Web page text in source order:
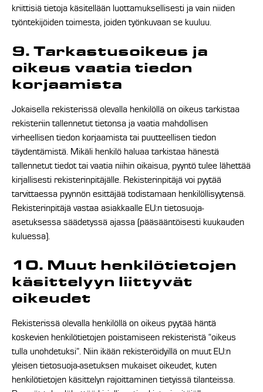
kriittisiä tietoja käsitellään luottamuksellisesti ja vain niiden
työntekijöiden toimesta, joiden työnkuvaan se kuuluu.
9. Tarkastusoikeus ja
oikeus vaatia tiedon
korjaamista
Jokaisella rekisterissä olevalla henkilöllä on oikeus tarkistaa
rekisteriin tallennetut tietonsa ja vaatia mahdollisen
virheellisen tiedon korjaamista tai puutteellisen tiedon
täydentämistä. Mikäli henkilö haluaa tarkistaa hänestä
tallennetut tiedot tai vaatia niihin oikaisua, pyyntö tulee lähettää
kirjallisesti rekisterinpitäjälle. Rekisterinpitäjä voi pyytää
tarvittaessa pyynnön esittäjää todistamaan henkilöllisyytensä.
Rekisterinpitäjä vastaa asiakkaalle EU:n tietosuoja-
asetuksessa säädetyssä ajassa (pääsääntöisesti kuukauden
kuluessa).
10. Muut henkilötietojen
käsittelyyn liittyvät
oikeudet
Rekisterissä olevalla henkilöllä on oikeus pyytää häntä
koskevien henkilötietojen poistamiseen rekisteristä “oikeus
tulla unohdetuksi”. Niin ikään rekisteröidyillä on muut EU:n
yleisen tietosuoja-asetuksen mukaiset oikeudet, kuten
henkilötietojen käsittelyn rajoittaminen tietyissä tilanteissa.